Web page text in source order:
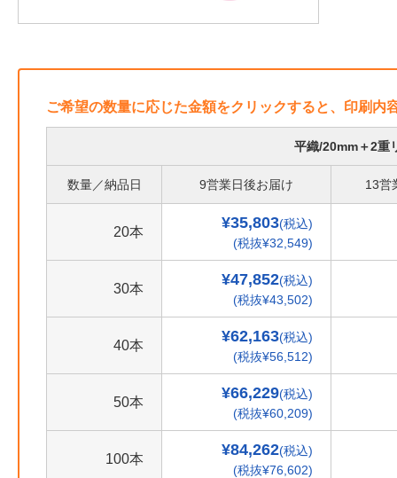
ご希望の数量に応じた金額をクリックすると、印刷内
平織/20mm＋2重
数量／納品日 9営業日後お届け 13営
20本
¥35,803(税込)
(税抜¥32,549)
30本
¥47,852(税込)
(税抜¥43,502)
40本
¥62,163(税込)
(税抜¥56,512)
50本
¥66,229(税込)
(税抜¥60,209)
100本
¥84,262(税込)
(税抜¥76,602)